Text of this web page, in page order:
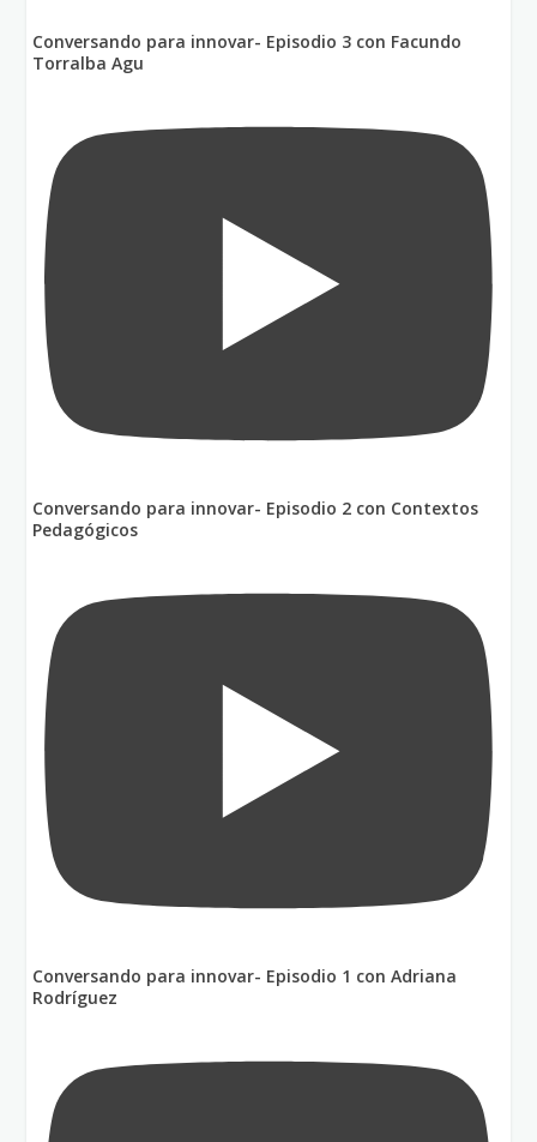
Conversando para innovar- Episodio 3 con Facundo
Torralba Agu
Conversando para innovar- Episodio 2 con Contextos
Pedagógicos
Conversando para innovar- Episodio 1 con Adriana
Rodríguez